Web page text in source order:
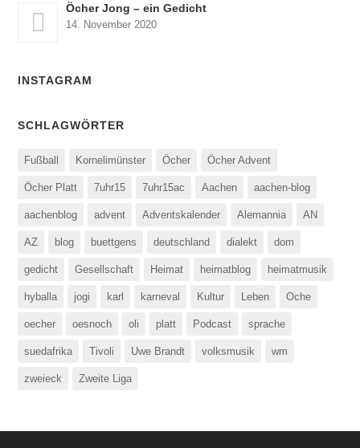
Öcher Jong – ein Gedicht
14. November 2020
INSTAGRAM
SCHLAGWÖRTER
Fußball Kornelimünster Öcher Öcher Advent
Öcher Platt 7uhr15 7uhr15ac Aachen aachen-blog
aachenblog advent Adventskalender Alemannia AN
AZ blog buettgens deutschland dialekt dom
gedicht Gesellschaft Heimat heimatblog heimatmusik
hyballa jogi karl karneval Kultur Leben Oche
oecher oesnoch oli platt Podcast sprache
suedafrika Tivoli Uwe Brandt volksmusik wm
zweieck Zweite Liga